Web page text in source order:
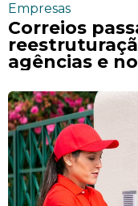
Empresas
Correios
agências e